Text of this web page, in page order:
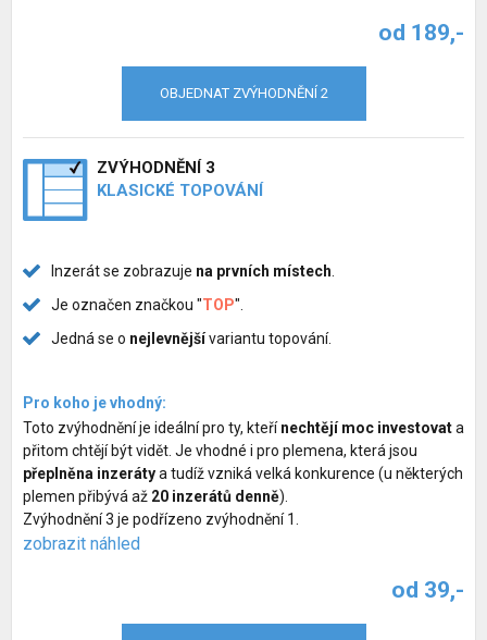
od 189,-
OBJEDNAT ZVÝHODNĚNÍ 2
ZVÝHODNĚNÍ 3
KLASICKÉ TOPOVÁNÍ
Inzerát se zobrazuje na prvních místech
Je označen značkou "TOP".
Jedná se o nejlevnějšívariantu topování.
Pro koho je vhodný:
Toto zvýhodnění je ideální pro ty, kteřínechtějí moc investovata
přitom chtějí být vidět. Je vhodné i pro plemena, která jsou
přeplněna inzerátya tudíž vzniká velká konkurence (u některých
plemen přibývá až 20 inzerátů denně).
Zvýhodnění 3 je podřízeno zvýhodnění 1.
zobrazit náhled
od 39,-